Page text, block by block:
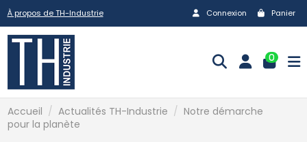
À propos de TH-Industrie Connexion Panier
0
Accueil Actualités TH-Industrie
Notre démarche
pour la planète